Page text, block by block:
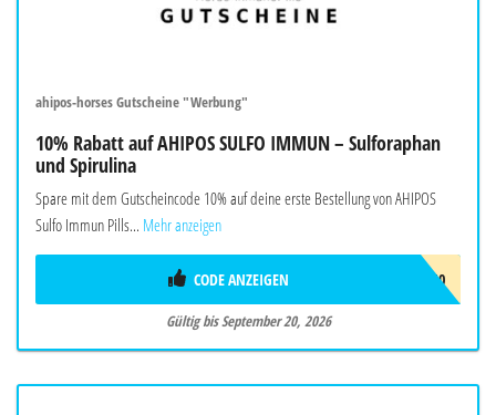
ahipos-horses Gutscheine "Werbung"
10% Rabatt auf AHIPOS SULFO IMMUN – Sulforaphan
und Spirulina
Spare mit dem Gutscheincode 10% auf deine erste Bestellung von AHIPOS
Sulfo Immun Pills... Mehr anzeigen
IMMUNBOOST10
CODE ANZEIGEN
Gültig bis September 20, 2026